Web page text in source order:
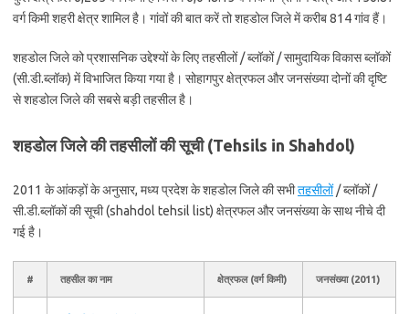
वर्ग किमी शहरी क्षेत्र शामिल है। गांवों की बात करें तो शहडोल जिले में करीब 814 गांव हैं।
शहडोल जिले को प्रशासनिक उद्देश्यों के लिए तहसीलों / ब्लॉकों / सामुदायिक विकास ब्लॉकों
(सी.डी.ब्लॉक) में विभाजित किया गया है। सोहागपुर क्षेत्रफल और जनसंख्या दोनों की दृष्टि
से शहडोल जिले की सबसे बड़ी तहसील है।
शहडोल जिले की तहसीलों की सूची (Tehsils in Shahdol)
2011 के आंकड़ों के अनुसार, मध्य प्रदेश के शहडोल जिले की सभीतहसीलों/ ब्लॉकों /
सी.डी.ब्लॉकों की सूची (shahdol tehsil list) क्षेत्रफल और जनसंख्या के साथ नीचे दी
गई है।
# तहसील का नाम क्षेत्रफल (वर्ग किमी) जनसंख्या (2011)